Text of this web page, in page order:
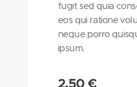
fugit sed quia
eos qui ratione
neque porro
ipsum.
2.50 €